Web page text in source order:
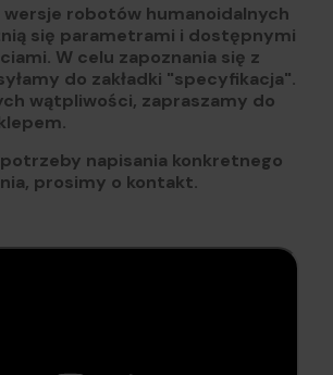
wersje robotów humanoidalnych
się parametrami i dostępnymi
W celu zapoznania się z
do zakładki "specyfikacja".
wątpliwości, zapraszamy do
napisania konkretnego
prosimy o kontakt.